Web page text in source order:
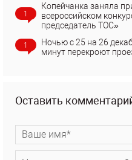
1
Копейчанка заняла
всероссийском
председатель ТОС»
1
Ночью с 25 на 26
минут перекроют
Оставить